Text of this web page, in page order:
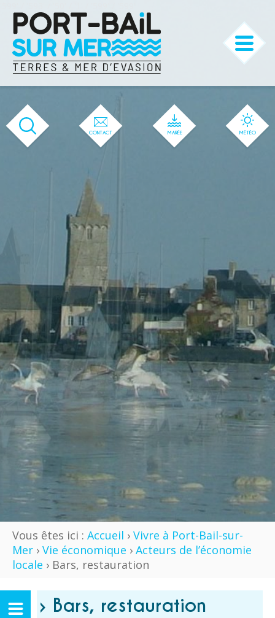
CONTACT MARÉE MÉTÉO
Vous êtes ici : Accueil › Vivre à Port-Bail-sur-
Mer › Vie économique › Acteurs de l’économie
locale › Bars, restauration
› Bars, restauration